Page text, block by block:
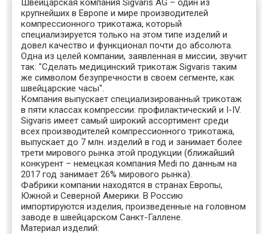
Швейцарская компания Sigvaris AG – один из
крупнейших в Европе и мире производителей
компрессионного трикотажа, который
специализируется только на этом типе изделий и
довел качество и функционал почти до абсолюта.
Одна из целей компании, заявленная в миссии, звучит
так: "Сделать медицинский трикотаж Sigvaris таким
же символом безупречности в своем сегменте, как
швейцарские часы".
Компания выпускает специализированный трикотаж
в пяти классах компрессии: профилактический и I-IV.
Sigvaris имеет самый широкий ассортимент среди
всех производителей компрессионного трикотажа,
выпускает до 7 млн. изделий в год и занимает более
трети мирового рынка этой продукции (ближайший
конкурент – немецкая компания Medi по данным на
2017 год занимает 26% мирового рынка).
Фабрики компании находятся в странах Европы,
Южной и Северной Америки. В Россию
импортируются изделия, произведенные на головном
заводе в швейцарском Санкт-Галлене.
Материал изделий: